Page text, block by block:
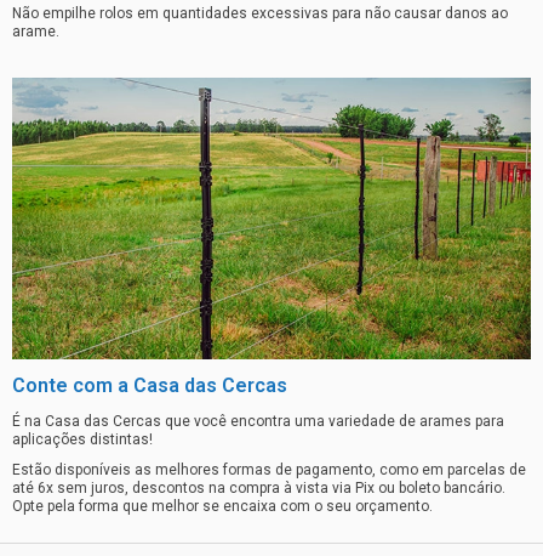
Não empilhe rolos em quantidades excessivas para não causar danos ao
arame.
Conte com a Casa das Cercas
É na Casa das Cercas que você encontra uma variedade de arames para
aplicações distintas!
Estão disponíveis as melhores formas de pagamento, como em parcelas de
até 6x sem juros, descontos na compra à vista via Pix ou boleto bancário.
Opte pela forma que melhor se encaixa com o seu orçamento.